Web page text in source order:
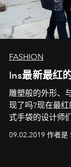
FASHION
Ins最新最红
雕塑般的外形、
现了吗?现在最
式手袋的设计师
09.02.2019 作者是